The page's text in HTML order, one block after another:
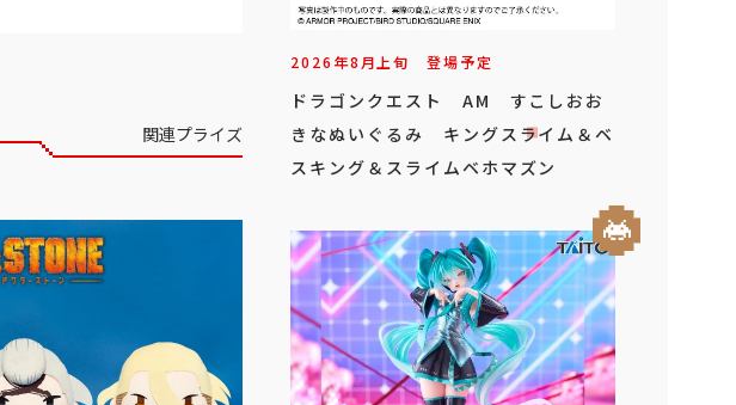
関連プライズ
2026年8月上旬 登場予定
ドラゴンクエスト AM すこしおお
きなぬいぐるみ キングスライム＆ベ
スキング＆スライムベホマズン